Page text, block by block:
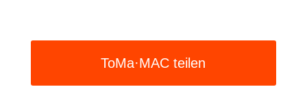
ToMa·MAC teilen